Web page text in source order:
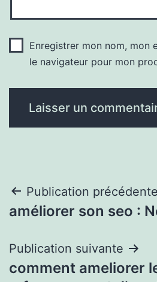
Enregistrer mon nom, mon
le navigateur pour mon
Navigation
de
l’article
Publication précédente
améliorer son seo :
Publication suivante
comment ameliorer